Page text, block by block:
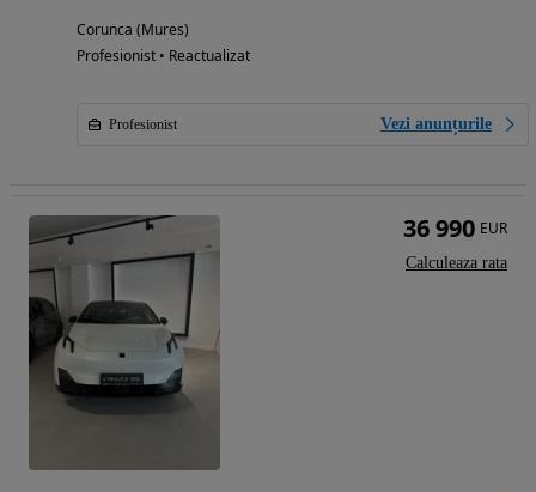
Corunca (Mures)
Profesionist • Reactualizat
Profesionist Vezi anunțurile
36 990 EUR
Calculeaza rata